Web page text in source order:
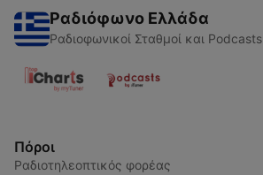
Ραδιόφωνο Ελλάδα
Ραδιοφωνικοί Σταθμοί και Podcasts
Πόροι
Ραδιοτηλεοπτικός φορέας